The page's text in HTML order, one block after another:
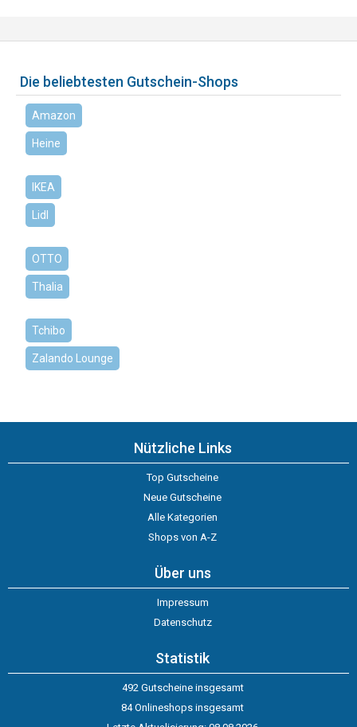
Die beliebtesten Gutschein-Shops
Amazon
Heine
IKEA
Lidl
OTTO
Thalia
Tchibo
Zalando Lounge
Nützliche Links
Top Gutscheine
Neue Gutscheine
Alle Kategorien
Shops von A-Z
Über uns
Impressum
Datenschutz
Statistik
492 Gutscheine insgesamt
84 Onlineshops insgesamt